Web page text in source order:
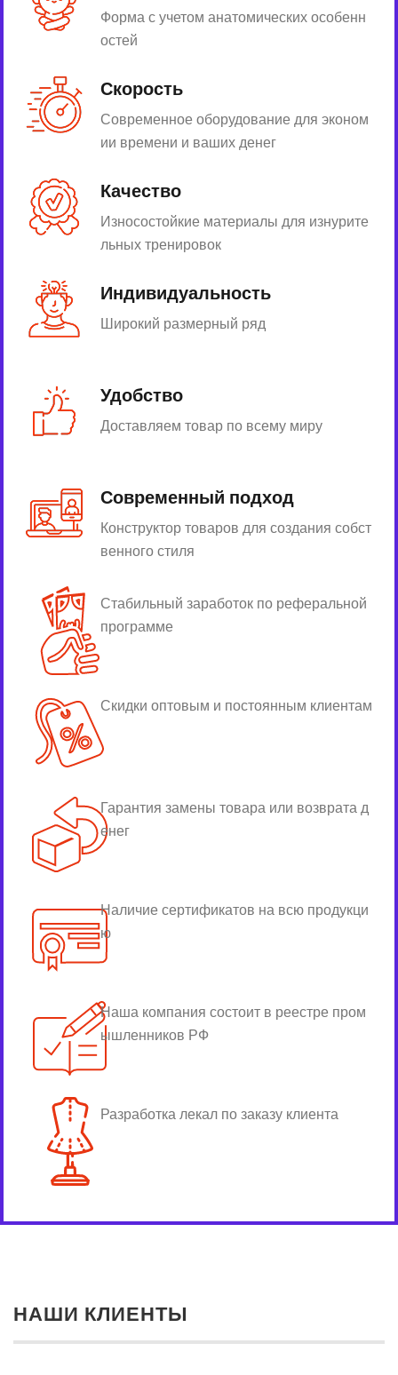
Форма с учетом анатомических особенн
остей
Скорость
Современное оборудование для эконом
ии времени и ваших денег
Качество
Износостойкие материалы для изнурите
льных тренировок
Индивидуальность
Широкий размерный ряд
Удобство
Доставляем товар по всему миру
Современный подход
Конструктор товаров для создания собст
венного стиля
Стабильный заработок по реферальной
программе
Скидки оптовым и постоянным клиентам
Гарантия замены товара или возврата д
енег
Наличие сертификатов на всю продукци
ю
Наша компания состоит в реестре пром
ышленников РФ
Разработка лекал по заказу клиента
НАШИ КЛИЕНТЫ